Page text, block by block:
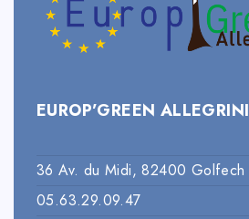
EUROP’GREEN ALLEGRINI
36 Av. du Midi, 82400 Golfech
05.63.29.09.47